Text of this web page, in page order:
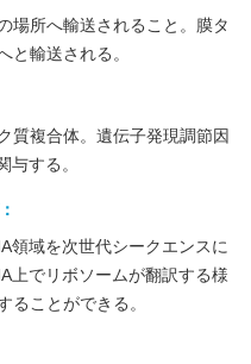
場所へ輸送されること。膜タ
と輸送される。
質複合体。遺伝子発現調節因
与する。
領域を次世代シークエンスに
上でリボソームが翻訳する様
ることができる。